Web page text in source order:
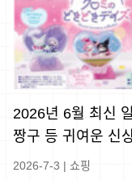
2026년 6월 최신
짱구 등 귀여운 신
2026-7-3 | 쇼핑